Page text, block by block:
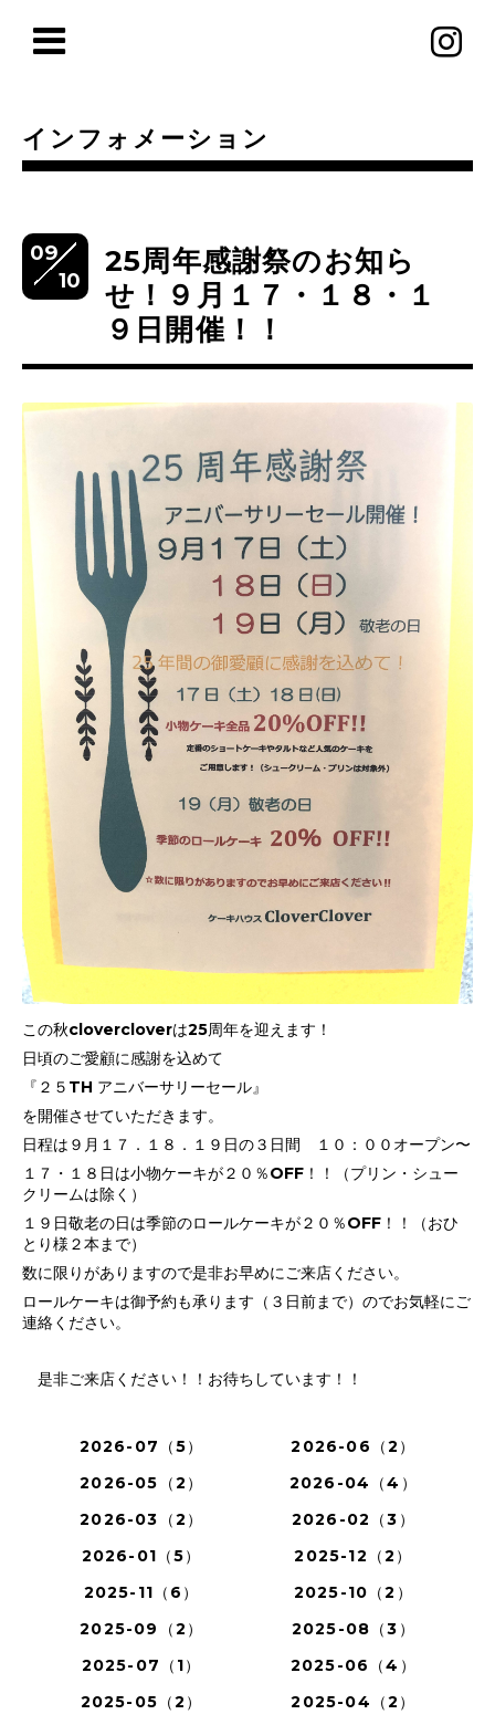
インフォメーション
09
10
25周年感謝祭のお知ら
せ！９月１７・１８・１
９日開催！！
この秋clovercloverは25周年を迎えます！
日頃のご愛顧に感謝を込めて
『２５TH アニバーサリーセール』
を開催させていただきます。
日程は９月１７．１８．１９日の３日間 １０：００オープン〜
１７・１８日は小物ケーキが２０％OFF！！（プリン・シュー
クリームは除く）
１９日敬老の日は季節のロールケーキが２０％OFF！！（おひ
とり様２本まで）
数に限りがありますので是非お早めにご来店ください。
ロールケーキは御予約も承ります（３日前まで）のでお気軽にご
連絡ください。
是非ご来店ください！！お待ちしています！！
2026-07（5）
2026-06（2）
2026-05（2）
2026-04（4）
2026-03（2）
2026-02（3）
2026-01（5）
2025-12（2）
2025-11（6）
2025-10（2）
2025-09（2）
2025-08（3）
2025-07（1）
2025-06（4）
2025-05（2）
2025-04（2）